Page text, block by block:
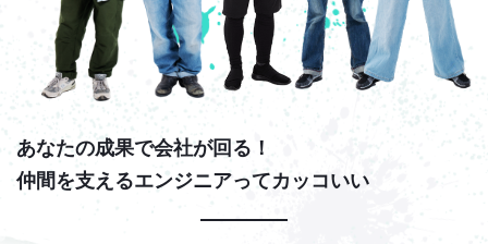
あなたの成果で会社が回る！
仲間を支えるエンジニアってカッコいい